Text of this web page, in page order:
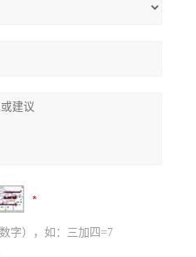
字），如：三加四=7